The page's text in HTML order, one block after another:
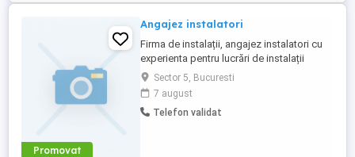
Promovat
Angajez instalatori
Firma de instalații, angajez instalatori cu
experienta pentru lucrări de instalații
termice și sanitare . Se ofera masina de
serviciu.Program de lucru 8 ore de luni
până vineri. Lucrări în București.Salariul f
bun.
Sector 5, Bucuresti
7 august
Telefon validat